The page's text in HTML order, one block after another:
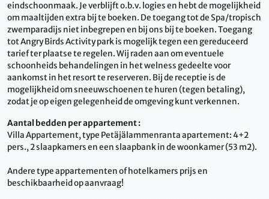
eindschoonmaak. Je verblijft o.b.v. logies en hebt de mogelijkheid
om maaltijden extra bij te boeken. De toegang tot de Spa/tropisch
zwemparadijs niet inbegrepen en bij ons bij te boeken. Toegang
tot Angry Birds Activity park is mogelijk tegen een gereduceerd
tarief ter plaatse te regelen. Wij raden aan om eventuele
schoonheids behandelingen in het welness gedeelte voor
aankomst in het resort te reserveren. Bij de receptie is de
mogelijkheid om sneeuwschoenen te huren (tegen betaling),
zodat je op eigen gelegenheid de omgeving kunt verkennen.
Aantal bedden per appartement :
Villa Appartement, type Petäjälammenranta apartement: 4+2
pers., 2 slaapkamers en een slaapbank in de woonkamer (53 m2).
Andere type appartementen of hotelkamers prijs en
beschikbaarheid op aanvraag!